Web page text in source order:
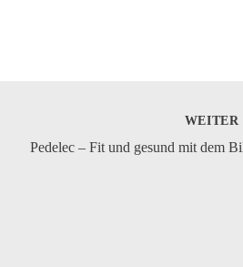
WEITER
Pedelec – Fit und gesund mit dem